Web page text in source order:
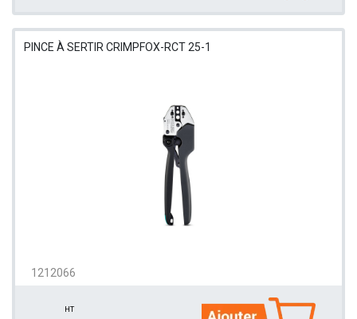
PINCE À SERTIR CRIMPFOX-RCT 25-1
1212066
HT